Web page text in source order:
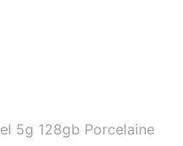
5g 128gb Porcelaine